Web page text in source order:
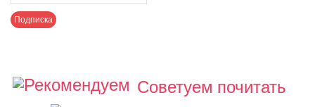
Советуем почитать